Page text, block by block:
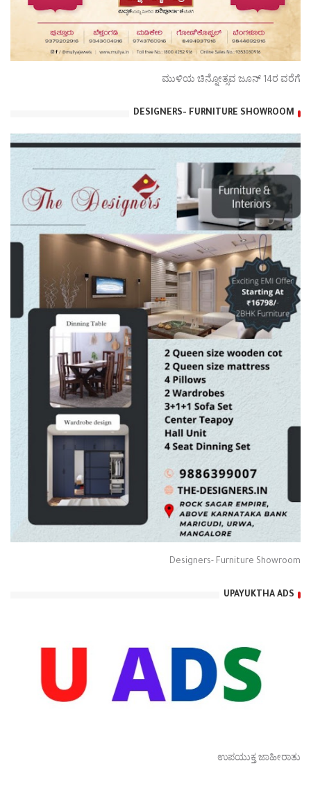
ಮುಳಿಯ ಚಿನ್ನೋತ್ಸವ ಜೂನ್ 14ರ ವರೆಗೆ
DESIGNERS- FURNITURE SHOWROOM
Designers- Furniture Showroom
UPAYUKTHA ADS
ಉಪಯುಕ್ತ ಜಾಹೀರಾತು